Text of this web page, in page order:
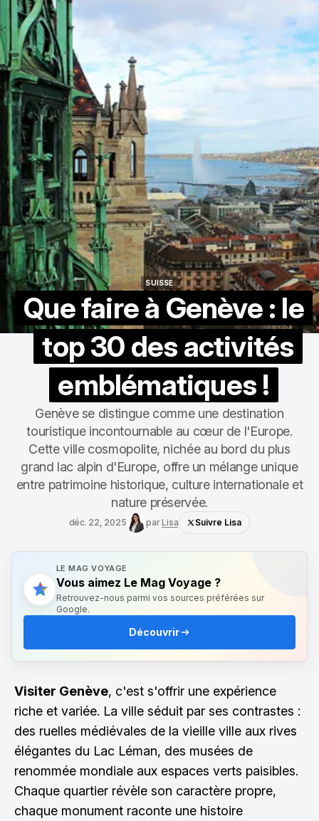
SUISSE
Que faire à Genève : le
top 30 des activités
emblématiques !
Genève se distingue comme une destination
touristique incontournable au cœur de l'Europe.
Cette ville cosmopolite, nichée au bord du plus
grand lac alpin d'Europe, offre un mélange unique
entre patrimoine historique, culture internationale et
nature préservée.
déc. 22, 2025 parLisa Suivre Lisa
LE MAG VOYAGE
Vous aimez Le Mag Voyage ?
Retrouvez-nous parmi vos sources préférées sur
Google.
Découvrir
Visiter Genève, c'est s'offrir une expérience
riche et variée. La ville séduit par ses contrastes :
des ruelles médiévales de la vieille ville aux rives
élégantes du Lac Léman, des musées de
renommée mondiale aux espaces verts paisibles.
Chaque quartier révèle son caractère propre,
chaque monument raconte une histoire